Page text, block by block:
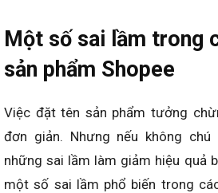
Một số sai lầm trong
sản phẩm Shopee
Việc đặt tên sản phẩm tưởng
đơn giản. Nhưng nếu không
những sai lầm làm giảm hiệu quả
một số sai lầm phổ biến trong